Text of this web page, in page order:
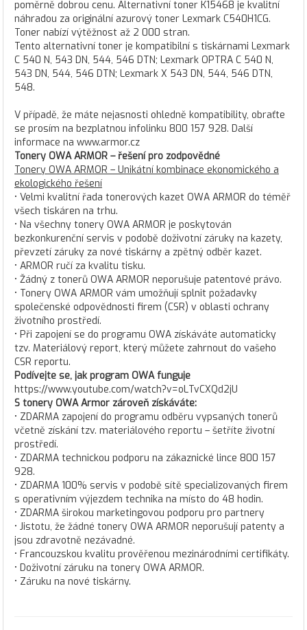
poměrně dobrou cenu. Alternativní toner K15468 je kvalitní
náhradou za originální azurový toner Lexmark C540H1CG.
Toner nabízí výtěžnost až 2 000 stran.
Tento alternativní toner je kompatibilní s tiskárnami Lexmark
C 540 N, 543 DN, 544, 546 DTN; Lexmark OPTRA C 540 N,
543 DN, 544, 546 DTN; Lexmark X 543 DN, 544, 546 DTN,
548.
V případě, že máte nejasnosti ohledně kompatibility, obraťte
se prosím na bezplatnou infolinku 800 157 928. Další
informace na www.armor.cz
Tonery OWA ARMOR – řešení pro zodpovědné
Tonery OWA ARMOR – Unikátní kombinace ekonomického a
ekologického řešení
• Velmi kvalitní řada tonerových kazet OWA ARMOR do téměř
všech tiskáren na trhu.
• Na všechny tonery OWA ARMOR je poskytován
bezkonkurenční servis v podobě doživotní záruky na kazety,
převzetí záruky za nové tiskárny a zpětný odběr kazet.
• ARMOR ručí za kvalitu tisku.
• Žádný z tonerů OWA ARMOR neporušuje patentové právo.
• Tonery OWA ARMOR vám umožňují splnit požadavky
společenské odpovědnosti firem (CSR) v oblasti ochrany
životního prostředí.
• Při zapojení se do programu OWA získáváte automaticky
tzv. Materiálový report, který můžete zahrnout do vašeho
CSR reportu.
Podívejte se, jak program OWA funguje
https://www.youtube.com/watch?v=oLTvCXQd2jU
S tonery OWA Armor zároveň získáváte:
• ZDARMA zapojení do programu odběru vypsaných tonerů
včetně získání tzv. materiálového reportu – šetříte životní
prostředí.
• ZDARMA technickou podporu na zákaznické lince 800 157
928.
• ZDARMA 100% servis v podobě sítě specializovaných firem
s operativním výjezdem technika na místo do 48 hodin.
• ZDARMA širokou marketingovou podporu pro partnery
• Jistotu, že žádné tonery OWA ARMOR neporušují patenty a
jsou zdravotně nezávadné.
• Francouzskou kvalitu prověřenou mezinárodními certifikáty.
• Doživotní záruku na tonery OWA ARMOR.
• Záruku na nové tiskárny.